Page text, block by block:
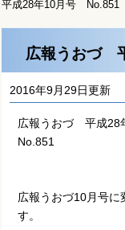
す。
で
す。
平成28年10月号 No.851
広報うおづ
2016年9月29日更新
広報うおづ 平成28
No.851
広報うおづ10月号に
す。